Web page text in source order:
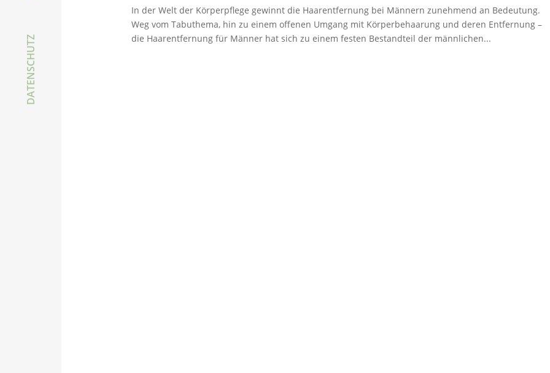
In der Welt der Körperpflege gewinnt die Haarentfernung bei Männern zunehmend an Bedeutung.
Weg vom Tabuthema, hin zu einem offenen Umgang mit Körperbehaarung und deren Entfernung –
die Haarentfernung für Männer hat sich zu einem festen Bestandteil der männlichen...
DATENSCHUTZ